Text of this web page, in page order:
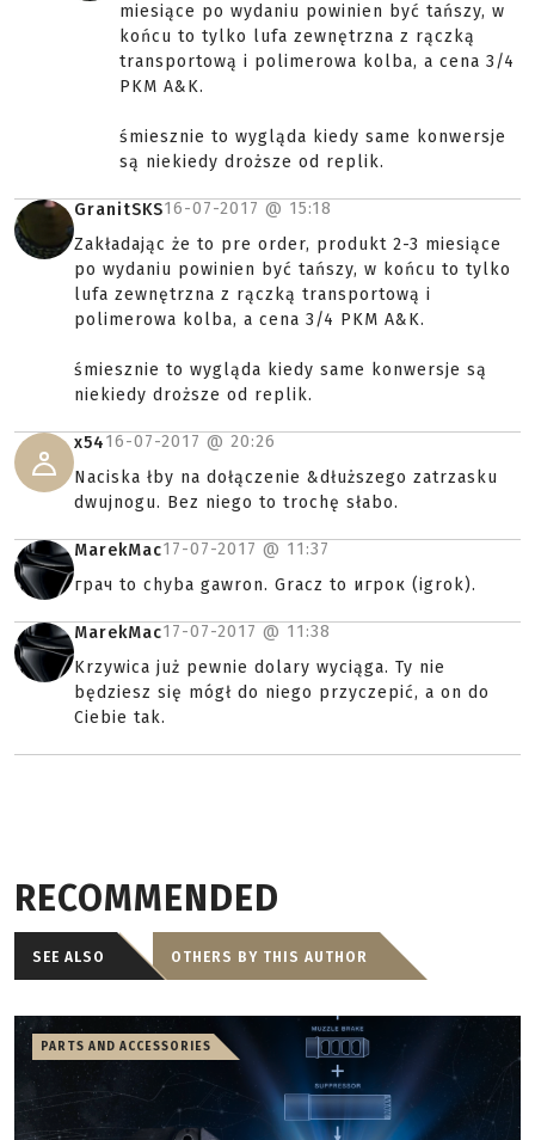
miesiące po wydaniu powinien być tańszy, w
końcu to tylko lufa zewnętrzna z rączką
transportową i polimerowa kolba, a cena 3/4
PKM A&K.
śmiesznie to wygląda kiedy same konwersje
są niekiedy droższe od replik.
GranitSKS16-07-2017 @ 15:18
Zakładając że to pre order, produkt 2-3 miesiące
po wydaniu powinien być tańszy, w końcu to tylko
lufa zewnętrzna z rączką transportową i
polimerowa kolba, a cena 3/4 PKM A&K.
śmiesznie to wygląda kiedy same konwersje są
niekiedy droższe od replik.
x5416-07-2017 @ 20:26
Naciska łby na dołączenie &dłuższego zatrzasku
dwujnogu. Bez niego to trochę słabo.
MarekMac17-07-2017 @ 11:37
грач to chyba gawron. Gracz to игрок (igrok).
MarekMac17-07-2017 @ 11:38
Krzywica już pewnie dolary wyciąga. Ty nie
będziesz się mógł do niego przyczepić, a on do
Ciebie tak.
RECOMMENDED
SEE ALSO OTHERS BY THIS AUTHOR
PARTS AND ACCESSORIES